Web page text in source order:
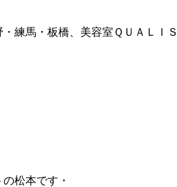
練馬・板橋、美容室ＱＵＡＬＩＳ
松本です・